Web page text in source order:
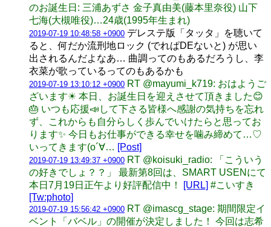
のお誕生日: 三浦あずさ 金子真由美(藤本里奈役) 山下
七海(大槻唯役)…24歳(1995年生まれ)
2019-07-19 10:48:58 +0900 デレステ版「タッタ」を聴いて
ると、何だか流刑地ロック (でれぱDEないと) が思い
出されるんだよなあ… 曲調ってのもあるだろうし、李
衣菜が歌っているってのもあるかも
2019-07-19 13:10:12 +0900 RT @mayumi_k719: おはようご
ざいます☀ 本日、お誕生日を迎えさせて頂きました😊
🎂 いつも応援📣して下さる皆様へ感謝の気持ちを忘れ
ず、これからも自分らしく歩んでいけたらと思ってお
ります✨ 今日もお仕事ができる幸せを噛み締めて…♡
いってきます(о´∀… [Post]
2019-07-19 13:49:37 +0900 RT @koisuki_radio: 「こういう
の好きでしょ？？」 最新第8回は、SMART USENにて
本日7月19日正午より好評配信中！
[URL] #こいすき
[Tw:photo]
2019-07-19 15:56:42 +0900 RT @imascg_stage: 期間限定イ
ベント「バベル」の開催が決定しました！ 今回は志希